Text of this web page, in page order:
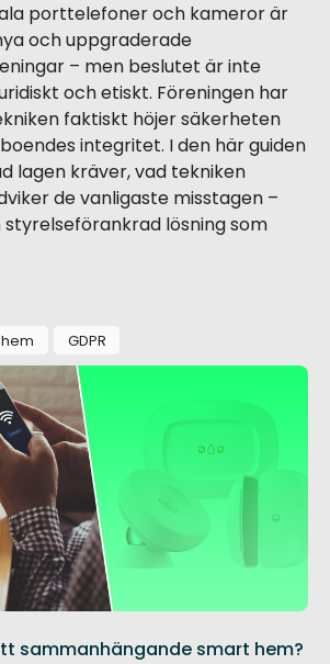
porttelefoner och kameror är
och uppgraderade
– men beslutet är inte
och etiskt. Föreningen har
faktiskt höjer säkerheten
integritet. I den här guiden
lagen kräver, vad tekniken
de vanligaste misstagen –
lösning som
GDPR
sammanhängande smart hem?